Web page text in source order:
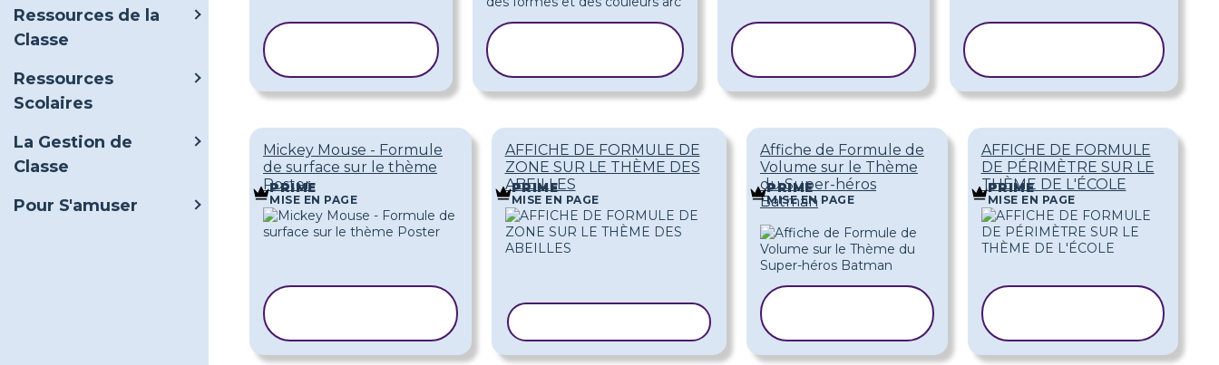
Ressources de la
Classe
Ressources
Scolaires
La Gestion de
Classe
Pour S'amuser
Mickey Mouse - Formule
de surface sur le thème
Poster
PRIME
MISE EN PAGE
AFFICHE DE FORMULE DE
ZONE SUR LE THÈME DES
ABEILLES
PRIME
MISE EN PAGE
Affiche de Formule de
Volume sur le Thème
du Super-héros
Batman
PRIME
MISE EN PAGE
AFFICHE DE FORMULE
DE PÉRIMÈTRE SUR LE
THÈME DE L'ÉCOLE
PRIME
MISE EN PAGE